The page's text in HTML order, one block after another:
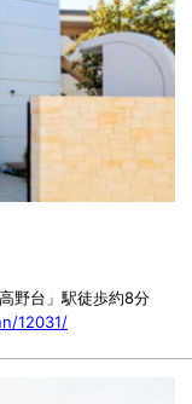
野台」駅徒歩約8分
12031/